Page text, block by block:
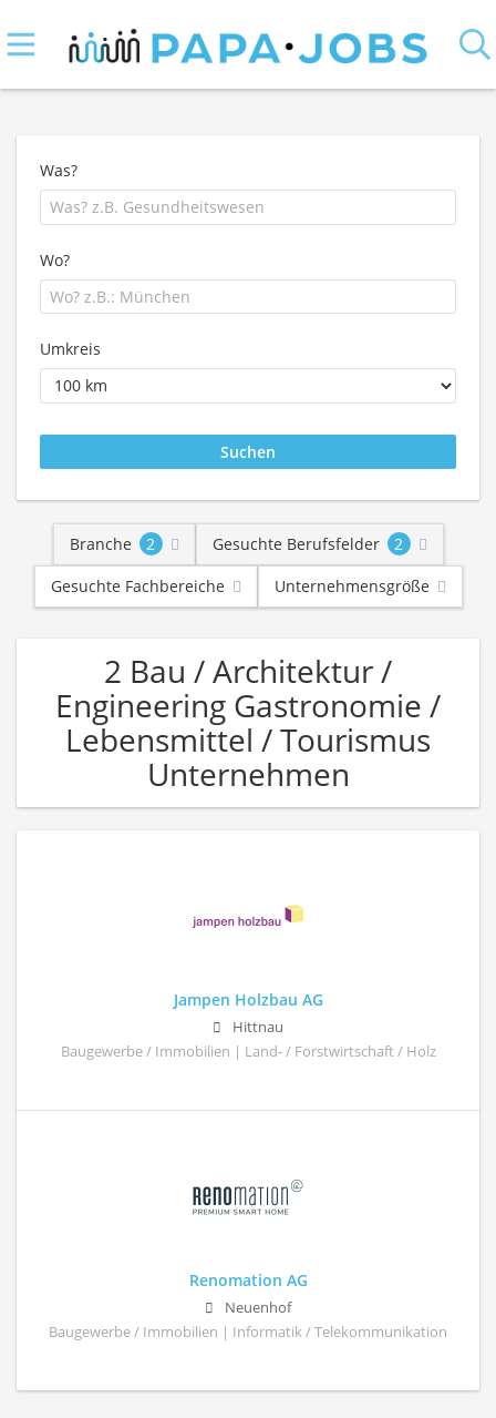
Was?
Wo?
Umkreis
Branche 2 Gesuchte Berufsfelder
2
Gesuchte Fachbereiche
Unternehmensgröße
2 Bau / Architektur /
Engineering Gastronomie /
Lebensmittel / Tourismus
Unternehmen
Jampen Holzbau AG
Hittnau
Baugewerbe / Immobilien | Land- / Forstwirtschaft / Holz
Renomation AG
Neuenhof
Baugewerbe / Immobilien | Informatik / Telekommunikation